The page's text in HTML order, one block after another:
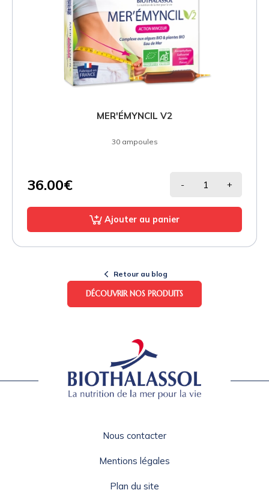
MER'ÉMYNCIL V2
30 ampoules
36.00€ - +
Ajouter au panier
Retour au blog
DÉCOUVRIR NOS PRODUITS
Nous contacter
Mentions légales
Plan du site